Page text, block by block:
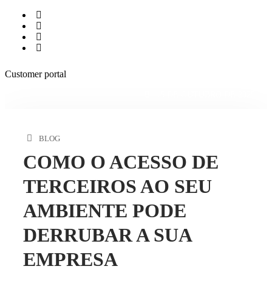
Customer portal
BLOG
COMO O ACESSO DE
TERCEIROS AO SEU
AMBIENTE PODE
DERRUBAR A SUA
EMPRESA